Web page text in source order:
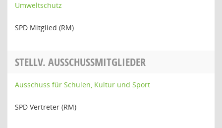
Umweltschutz
SPD Mitglied (RM)
STELLV. AUSSCHUSSMITGLIEDER
Ausschuss für Schulen, Kultur und Sport
SPD Vertreter (RM)